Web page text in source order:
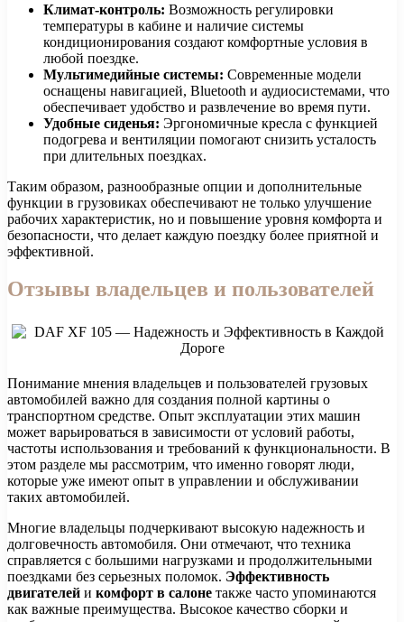
Климат-контроль: Возможность регулировки
температуры в кабине и наличие системы
кондиционирования создают комфортные условия в
любой поездке.
Мультимедийные системы: Современные модели
оснащены навигацией, Bluetooth и аудиосистемами, что
обеспечивает удобство и развлечение во время пути.
Удобные сиденья: Эргономичные кресла с функцией
подогрева и вентиляции помогают снизить усталость
при длительных поездках.
Таким образом, разнообразные опции и дополнительные
функции в грузовиках обеспечивают не только улучшение
рабочих характеристик, но и повышение уровня комфорта и
безопасности, что делает каждую поездку более приятной и
эффективной.
Отзывы владельцев и пользователей
Понимание мнения владельцев и пользователей грузовых
автомобилей важно для создания полной картины о
транспортном средстве. Опыт эксплуатации этих машин
может варьироваться в зависимости от условий работы,
частоты использования и требований к функциональности. В
этом разделе мы рассмотрим, что именно говорят люди,
которые уже имеют опыт в управлении и обслуживании
таких автомобилей.
Многие владельцы подчеркивают высокую надежность и
долговечность автомобиля. Они отмечают, что техника
справляется с большими нагрузками и продолжительными
поездками без серьезных поломок. Эффективность
двигателей и комфорт в салоне также часто упоминаются
как важные преимущества. Высокое качество сборки и